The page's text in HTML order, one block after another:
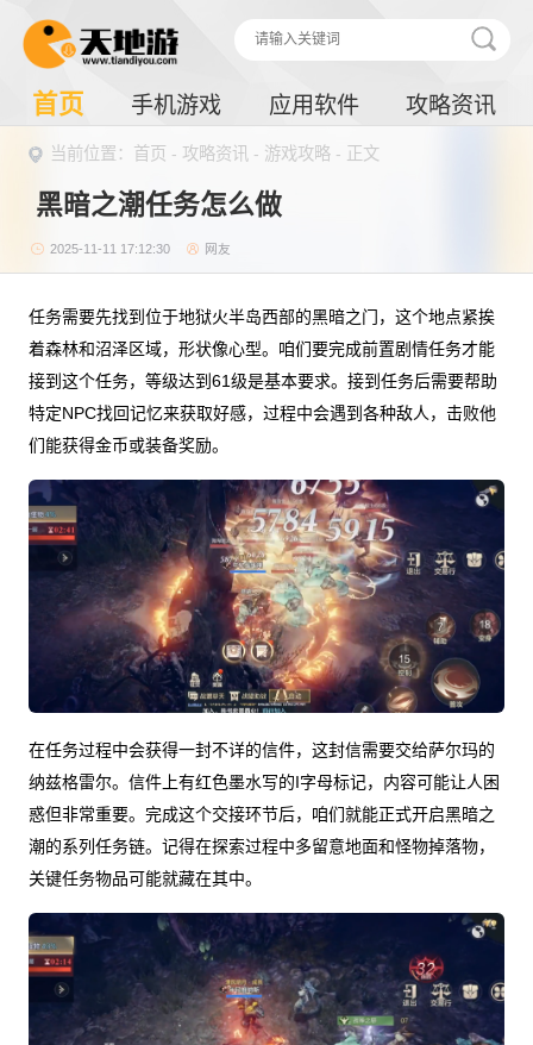
首页 手机游戏 应用软件 攻略资讯
当前位置： 首页 - 攻略资讯 - 游戏攻略 - 正文
黑暗之潮任务怎么做
2025-11-11 17:12:30 网友
任务需要先找到位于地狱火半岛西部的黑暗之门，这个地点紧挨
着森林和沼泽区域，形状像心型。咱们要完成前置剧情任务才能
接到这个任务，等级达到61级是基本要求。接到任务后需要帮助
特定NPC找回记忆来获取好感，过程中会遇到各种敌人，击败他
们能获得金币或装备奖励。
在任务过程中会获得一封不详的信件，这封信需要交给萨尔玛的
纳兹格雷尔。信件上有红色墨水写的I字母标记，内容可能让人困
惑但非常重要。完成这个交接环节后，咱们就能正式开启黑暗之
潮的系列任务链。记得在探索过程中多留意地面和怪物掉落物，
关键任务物品可能就藏在其中。